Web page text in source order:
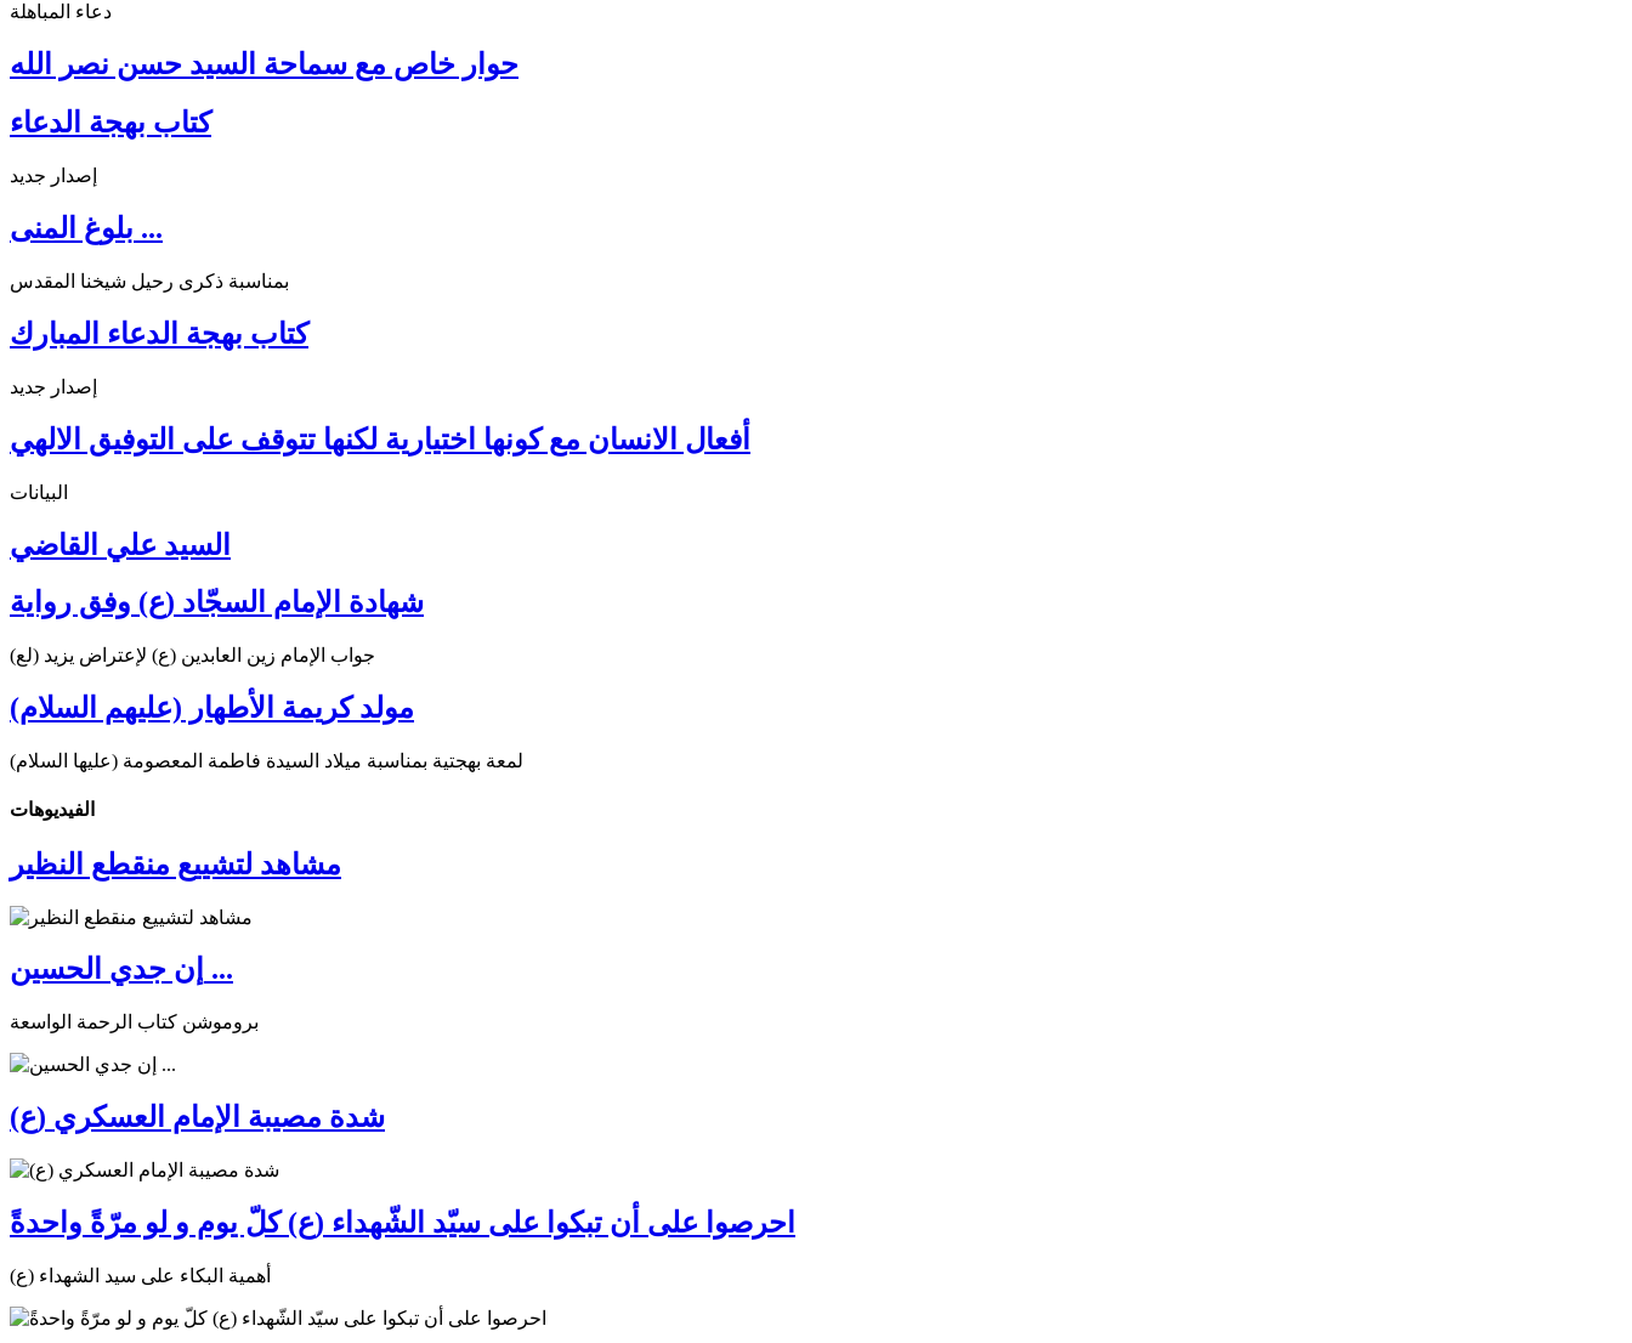
دعاء المباهلة
حوار خاص مع سماحة السيد حسن نصر الله
كتاب بهجة الدعاء
إصدار جديد
بلوغ المنى ...
بمناسبة ذكرى رحيل شيخنا المقدس
كتاب بهجة الدعاء المبارك
إصدار جديد
أفعال الانسان مع كونها اختيارية لكنها تتوقف على التوفيق الالهي
البيانات
السيد علي القاضي
شهادة الإمام السجّاد (ع) وفق رواية
جواب الإمام زين العابدين (ع) لإعتراض يزيد (لع)
مولد كريمة الأطهار (عليهم السلام)
لمعة بهجتية بمناسبة ميلاد السيدة فاطمة المعصومة (عليها السلام)
الفیدیوهات
مشاهد لتشييع منقطع النظير
إن جدي الحسين ...
بروموشن كتاب الرحمة الواسعة
شدة مصيبة الإمام العسكري (ع)
احرصوا على أن تبكوا على سيّد الشّهداء (ع) كلّ يوم و لو مرّةً واحدةً
أهمية البكاء على سيد الشهداء (ع)